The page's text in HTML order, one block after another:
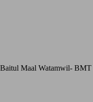
Maal Watamwil-